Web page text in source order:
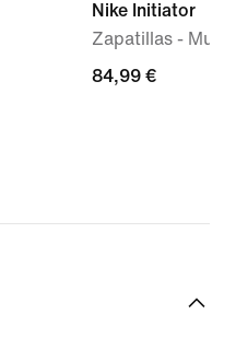
Nike Initiator
Zapatillas - Mujer
84,99 €
84,99 €